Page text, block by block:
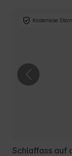
Kostenlose
Schlaffass auf